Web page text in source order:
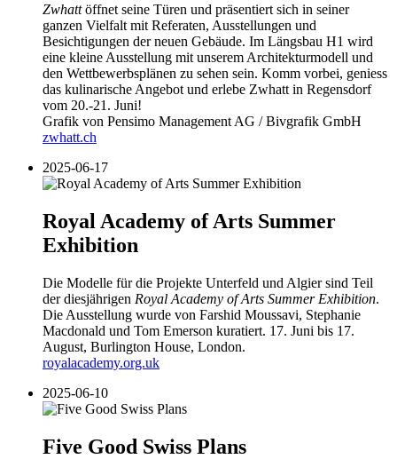
Zwhattöffnet seine Türen und präsentiert sich in seiner
ganzen Vielfalt mit Referaten, Ausstellungen und
Besichtigungen der neuen Gebäude. Im Längsbau H1 wird
eine kleine Ausstellung mit unserem Architekturmodell und
den Wettbewerbsplänen zu sehen sein. Komm vorbei, geniess
das kulinarische Angebot und erlebe Zwhatt in Regensdorf
vom 20.-21. Juni!
Grafik von Pensimo Management AG / Bivgrafik GmbH
zwhatt.ch
2025-06-17
Royal Academy of Arts Summer
Exhibition
Die Modelle für die Projekte Unterfeld und Algier sind Teil
der diesjährigen Royal Academy of Arts Summer Exhibition.
Die Ausstellung wurde von Farshid Moussavi, Stephanie
Macdonald und Tom Emerson kuratiert. 17. Juni bis 17.
August, Burlington House, London.
royalacademy.org.uk
2025-06-10
Five Good Swiss Plans